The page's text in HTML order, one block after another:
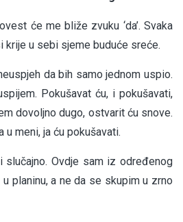
će me bliže zvuku ‘da’. Svaka
krije u sebi sjeme buduće sreće.
da bih samo jednom uspio.
Pokušavat ću, i pokušavati,
dovoljno dugo, ostvarit ću snove.
u meni, ja ću pokušavati.
slučajno. Ovdje sam iz određenog
planinu, a ne da se skupim u zrno